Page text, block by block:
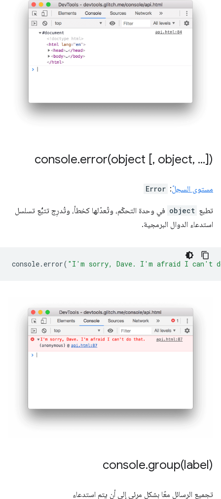
console.error(object [, object, ...])
مستوى السجلّ:
Error
تطبع object في وحدة التحكّم، وتُعدّلها كخطأ، وتُدرِج تتبُّع تسلسل
استدعاء الدوال البرمجية.
console. error( "I'm sorry, Dave. I'm afraid I can't
console.group(label)
تجميع الرسائل معًا بشكل مرئي إلى أن يتم استدعاء